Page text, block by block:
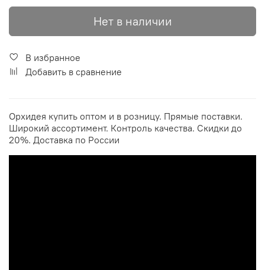
Нет в наличии
В избранное
Добавить в сравнение
Орхидея купить оптом и в розницу. Прямые поставки.
Широкий ассортимент. Контроль качества. Скидки до
20%. Доставка по России